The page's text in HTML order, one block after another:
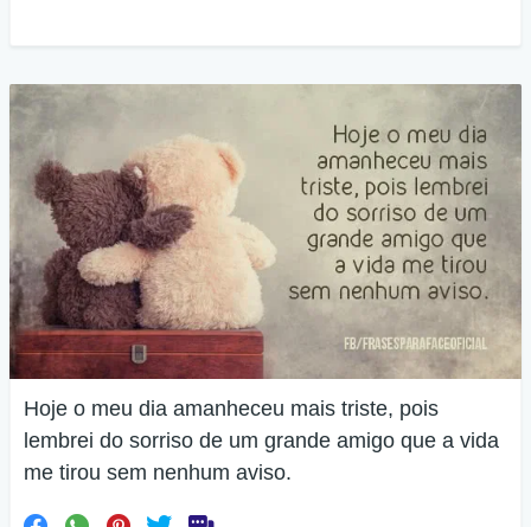
Hoje o meu dia amanheceu mais triste, pois
lembrei do sorriso de um grande amigo que a vida
me tirou sem nenhum aviso.